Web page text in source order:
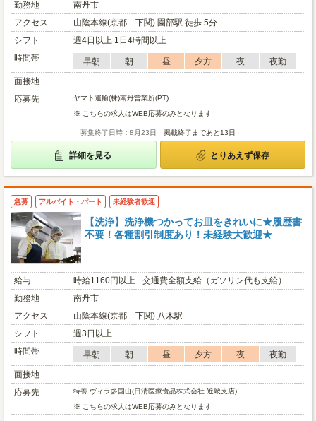
勤務地
南丹市
アクセス
山陰本線(京都－下関) 園部駅 徒歩 5分
シフト
週4日以上 1日4時間以上
時間帯
早朝 朝 昼 夕方 夜
夜勤
面接地
応募先
ヤマト運輸(株)南丹営業所(PT)
※ こちらの求人はWEB応募のみとなります
募集終了日時：8月23日 掲載終了まであと13日
詳細を見る とりあえず保存
急募 アルバイト・パート 未経験者歓迎
【洗浄】洗浄機つかってお皿をきれいに★履歴書
不要！各種割引制度あり！未経験大歓迎★
給与
時給1160円以上 +交通費全額支給（ガソリン代も支給）
勤務地
南丹市
アクセス
山陰本線(京都－下関) 八木駅
シフト
週3日以上
時間帯
早朝 朝 昼 夕方 夜
夜勤
面接地
応募先
特養 ヴィラ多国山(日清医療食品株式会社 近畿支店)
※ こちらの求人はWEB応募のみとなります